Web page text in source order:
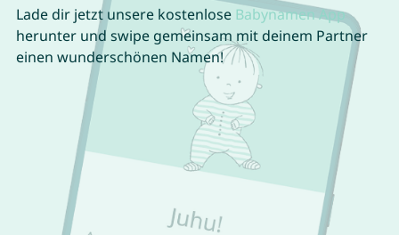
Lade dir jetzt unsere kostenlose Babynamen App
herunter und swipe gemeinsam mit deinem Partner
einen wunderschönen Namen!